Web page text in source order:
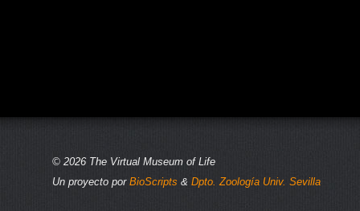
© 2026 The Virtual Museum of Life
Un proyecto por BioScripts & Dpto. Zoología Univ. Sevilla